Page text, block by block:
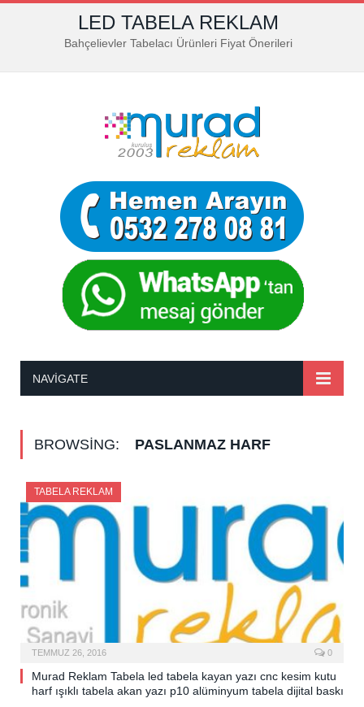
LED TABELA REKLAM
Bahçelievler Tabelacı Ürünleri Fiyat Önerileri
NAVIGATE
BROWSING: PASLANMAZ HARF
TABELA REKLAM
TEMMUZ 26, 2016 0
Murad Reklam Tabela led tabela kayan yazı cnc kesim kutu
harf ışıklı tabela akan yazı p10 alüminyum tabela dijital baskı